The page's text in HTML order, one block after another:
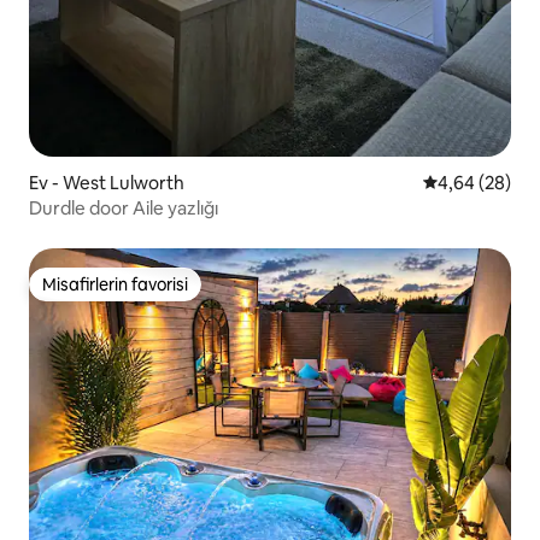
Ev - West Lulworth 5 üzerinden
4,64 (28)
Durdle door Aile yazlığı
Misafirlerin favorisi
Misafirlerin favorisi